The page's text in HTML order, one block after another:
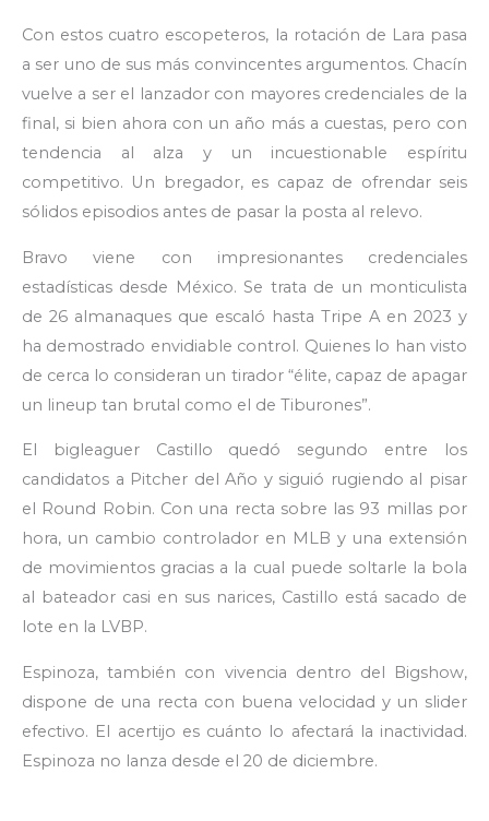
Con estos cuatro escopeteros, la rotación de Lara pasa
a ser uno de sus más convincentes argumentos. Chacín
vuelve a ser el lanzador con mayores credenciales de la
final, si bien ahora con un año más a cuestas, pero con
tendencia al alza y un incuestionable espíritu
competitivo. Un bregador, es capaz de ofrendar seis
sólidos episodios antes de pasar la posta al relevo.
Bravo viene con impresionantes credenciales
estadísticas desde México. Se trata de un monticulista
de 26 almanaques que escaló hasta Tripe A en 2023 y
ha demostrado envidiable control. Quienes lo han visto
de cerca lo consideran un tirador “élite, capaz de apagar
un lineup tan brutal como el de Tiburones”.
El bigleaguer Castillo quedó segundo entre los
candidatos a Pitcher del Año y siguió rugiendo al pisar
el Round Robin. Con una recta sobre las 93 millas por
hora, un cambio controlador en MLB y una extensión
de movimientos gracias a la cual puede soltarle la bola
al bateador casi en sus narices, Castillo está sacado de
lote en la LVBP.
Espinoza, también con vivencia dentro del Bigshow,
dispone de una recta con buena velocidad y un slider
efectivo. El acertijo es cuánto lo afectará la inactividad.
Espinoza no lanza desde el 20 de diciembre.